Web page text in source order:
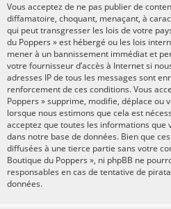
Vous acceptez de ne pas publier de
diffamatoire, choquant, menaçant, à
qui peut transgresser les lois de votre
du Poppers » est hébergé ou les lois
mener à un bannissement immédiat et
votre fournisseur d’accès à Internet si
adresses IP de tous les messages sont
renforcement de ces conditions. Vous
Poppers » supprime, modifie, déplace ou
lorsque nous estimons que cela est
acceptez que toutes les informations que
dans notre base de données. Bien que
diffusées à une tierce partie sans votre
Boutique du Poppers », ni phpBB ne
responsables en cas de tentative de
données.